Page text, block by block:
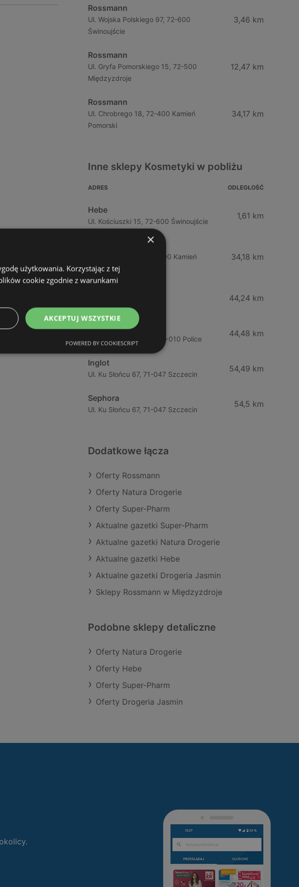
Rossmann
Ul. Wojska Polskiego 97, 72-600
Świnoujście
3,46 km
Rossmann
Ul. Gryfa Pomorskiego 15, 72-500
Międzyzdroje
12,47 km
Rossmann
Ul. Chrobrego 18, 72-400 Kamień
Pomorski
34,17 km
Inne sklepy Kosmetyki w pobliżu
ADRES ODLEGŁOŚĆ
Hebe
Ul. Kościuszki 15, 72-600 Świnoujście
1,61 km
Drogeria Jasmin
Ul. Mickiewicza 4, 72-400 Kamień
Pomorski
34,18 km
44,24 km
Jawa Drogerie
Ul. Piłsudskiego 12/2, 72-010 Police
44,48 km
Inglot
Ul. Ku Słońcu 67, 71-047 Szczecin
54,49 km
Sephora
Ul. Ku Słońcu 67, 71-047 Szczecin
54,5 km
Dodatkowe łącza
Oferty Rossmann
Oferty Natura Drogerie
Oferty Super-Pharm
Aktualne gazetki Super-Pharm
Aktualne gazetki Natura Drogerie
Aktualne gazetki Hebe
Aktualne gazetki Drogeria Jasmin
Sklepy Rossmann w Międzyzdroje
Podobne sklepy detaliczne
Oferty Natura Drogerie
Oferty Hebe
Oferty Super-Pharm
Oferty Drogeria Jasmin
×
użytkowania. Korzystając z tej
cookie zgodnie z warunkami
AKCEPTUJ WSZYSTKIE
POWERED BY COOKIESCRIPT